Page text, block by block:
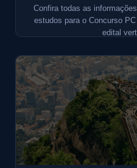
Confira todas as
estudos para o Concurso
edital